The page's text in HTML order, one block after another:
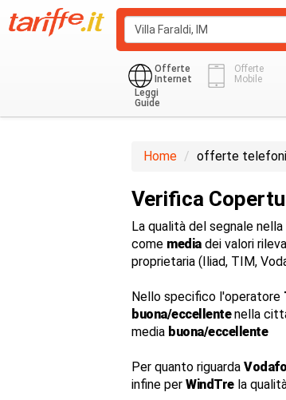
Offerte
Internet
Offerte
Mobile
Leggi
Guide
Home offerte
Verifica
La qualità del segnale
come mediadei valori
proprietaria (Iliad, TIM,
Nello specifico l'operatore
buona/eccellentenella
media buona/eccellente
Per quanto riguarda
infine per WindTrela